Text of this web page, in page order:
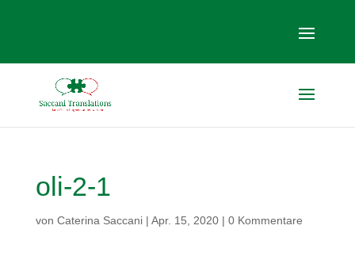
oli-2-1
von Caterina Saccani| Apr. 15, 2020| 0 Kommentare